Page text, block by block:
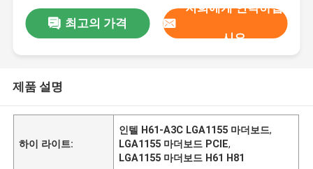
최고의 가격
저희에게 연락하십
시오
제품 설명
하이 라이트:
인텔 H61-A3C LGA1155 마더보드,
LGA1155 마더보드 PCIE,
LGA1155 마더보드 H61 H81